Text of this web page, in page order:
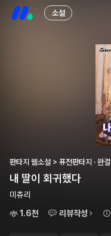
소설
판타지 웹소설 > 퓨전판타지 · 완결
내 딸이 회귀했다
미츄리
1.6천
리뷰작성